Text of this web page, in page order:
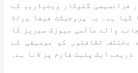
فرانسیسی گلوکار ویجیڈریم کے
گیا ہے۔ یہ پروجیکٹ فیفا ورلڈ
والے عالمی میوزک سیریز کا
مختلف ثقافتوں کو موسیقی کے
ذریعے ایک پلیٹ فارم پر لانا ہے۔